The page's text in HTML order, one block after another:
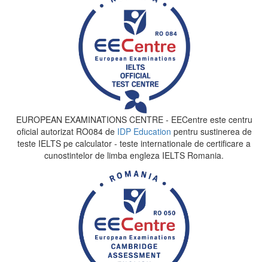
EUROPEAN EXAMINATIONS CENTRE - EECentre este centru
oficial autorizat RO084 de IDP Education pentru sustinerea de
teste IELTS pe calculator - teste internationale de certificare a
cunostintelor de limba engleza IELTS Romania.